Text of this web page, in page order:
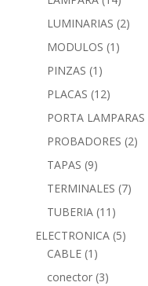
LUMINARIAS (2)
MODULOS (1)
PINZAS (1)
PLACAS (12)
PORTA LAMPARAS
PROBADORES (2)
TAPAS (9)
TERMINALES (7)
TUBERIA (11)
ELECTRONICA (5)
CABLE (1)
conector (3)